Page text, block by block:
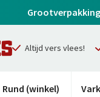
Altijd vers vlees!
Rund (winkel)